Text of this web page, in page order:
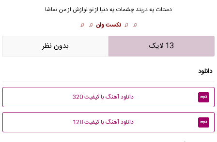
دستات یه دربند چشمات یه دنیا از تو نوازش از من تماشا
♫ ♫ نکست وان ♫ ♫
13 لایک بدون نظر
دانلود
mp3 دانلود آهنگ با کیفیت 320
mp3 دانلود آهنگ با کیفیت 128